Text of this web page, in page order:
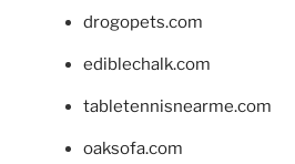
drogopets.com
ediblechalk.com
tabletennisnearme.com
oaksofa.com